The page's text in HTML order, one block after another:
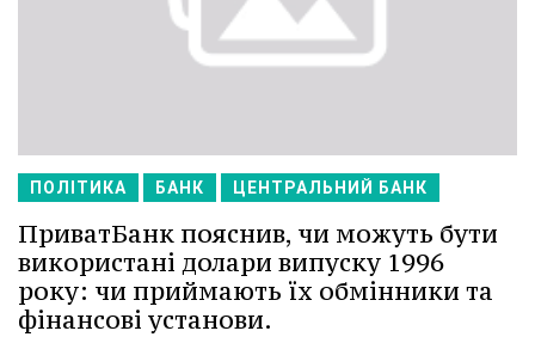
ПОЛІТИКА БАНК ЦЕНТРАЛЬНИЙ БАНК
ПриватБанк пояснив, чи можуть бути
використані долари випуску 1996
року: чи приймають їх обмінники та
фінансові установи.